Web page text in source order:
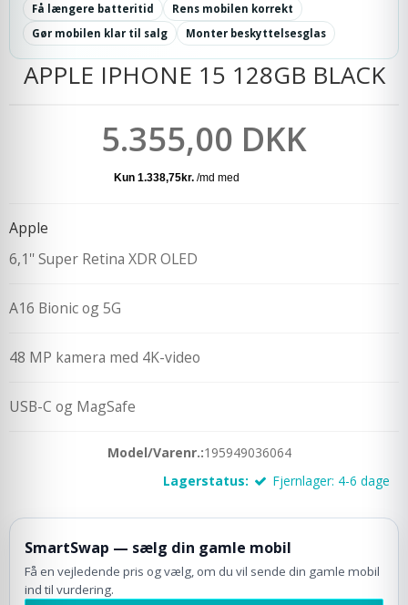
Få længere batteritid
Rens mobilen korrekt
Gør mobilen klar til salg
Monter beskyttelsesglas
APPLE IPHONE 15 128GB BLACK
5.355,00 DKK
Apple
6,1'' Super Retina XDR OLED
A16 Bionic og 5G
48 MP kamera med 4K-video
USB-C og MagSafe
Model/Varenr.:195949036064
Lagerstatus:
Fjernlager: 4-6 dage
SmartSwap — sælg din gamle mobil
Få en vejledende pris og vælg, om du vil sende din gamle mobil
ind til vurdering.